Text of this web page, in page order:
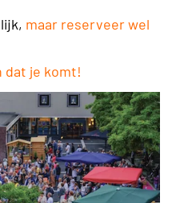
maar reserveer wel
dat je komt!